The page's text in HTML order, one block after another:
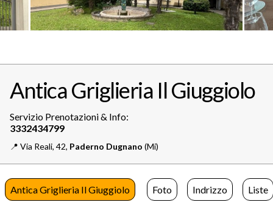
Antica Griglieria Il Giuggiolo
Servizio Prenotazioni & Info:
📍️ Via Reali, 42, Paderno Dugnano (Mi)
Antica Griglieria Il Giuggiolo Foto Indrizzo Liste